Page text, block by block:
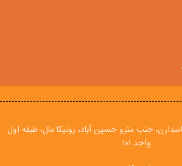
جنب مترو حسین آباد، رونیکا مال، طبقه اول
واحد ۱۰۱